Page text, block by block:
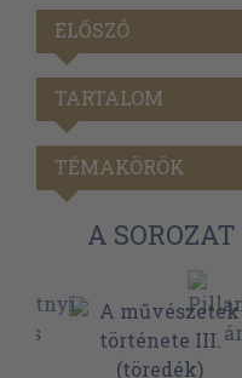
ELŐSZÓ
TARTALOM
TÉMAKÖRÖK
A